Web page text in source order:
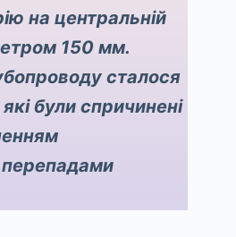
на центральній
150 мм.
сталося
були спричинені
перепадами